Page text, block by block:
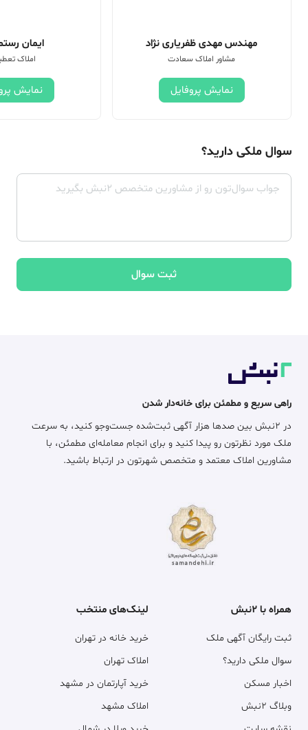
مهندس مهدی ظفریاری نژاد
مشاور املاک سعادت
نمایش پروفایل
ایمان
املاک
نمایش
سوال ملکی دارید؟
ثبت سوال
راهی سریع و مطمئن برای خانه‌دار شدن
در ۲نبش بین صدها هزار آگهی ثبت‌شده جست‌وجو کنید، به سرعت
ملک مورد نظرتون رو پیدا کنید و برای انجام معامله‌ای مطمئن، با
مشاورین املاک معتمد و متخصص شهرتون در ارتباط باشید.
همراه با ۲نبش
ثبت رایگان آگهی ملک
سوال ملکی دارید؟
اخبار مسکن
وبلاگ ۲نبش
لینک‌های منتخب
خرید خانه در تهران
املاک تهران
خرید آپارتمان در مشهد
املاک مشهد